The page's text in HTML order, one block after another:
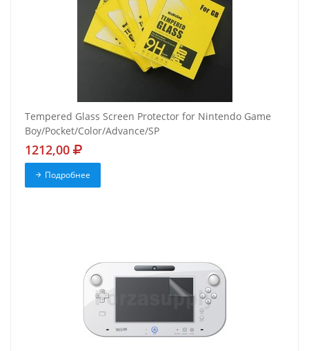
Tempered Glass Screen Protector for Nintendo Game
Boy/Pocket/Color/Advance/SP
1212,00
Подробнее